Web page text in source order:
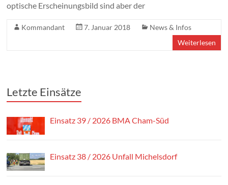
optische Erscheinungsbild sind aber der
Kommandant 7. Januar 2018
News & Infos
Weiterlesen
Letzte Einsätze
Einsatz 39 / 2026 BMA Cham-Süd
Einsatz 38 / 2026 Unfall Michelsdorf